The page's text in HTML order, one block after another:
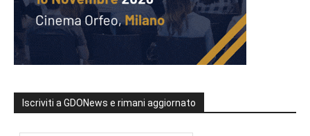
Iscriviti a GDONews e rimani aggiornato